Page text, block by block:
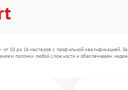
10 до 16 мастеров с профильной квалификацией.
поломки любой сложности и обеспечиваем